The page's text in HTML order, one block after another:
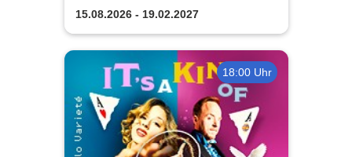
15.08.2026 - 19.02.2027
18:00 Uhr